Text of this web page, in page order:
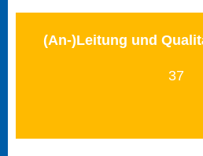
(An-)Leitung und
37